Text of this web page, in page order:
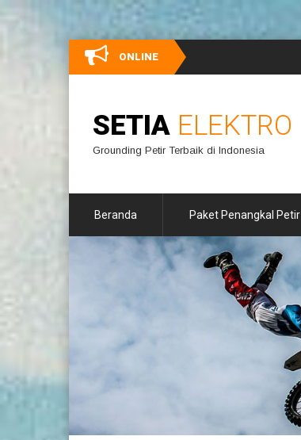
ONLINE
SETIA ELEKTRO
Grounding Petir Terbaik di Indonesia
Beranda Paket Penangkal Petir